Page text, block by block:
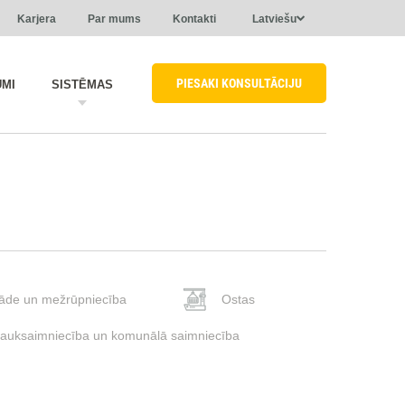
Karjera Par mums Kontakti Latviešu
SISTĒMAS PIESAKI KONSULTĀCIJU
un mežrūpniecība Ostas
un komunālā saimniecība